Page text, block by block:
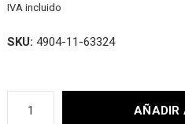
IVA incluido
SKU: 4904-11-63324
AÑADIR